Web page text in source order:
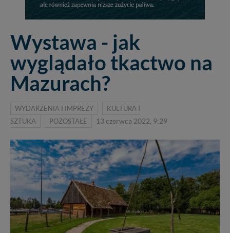
Wystawa - jak
wyglądało tkactwo na
Mazurach?
WYDARZENIA I IMPREZY
KULTURA I
SZTUKA
POZOSTAŁE 13 czerwca 2022, 9:29